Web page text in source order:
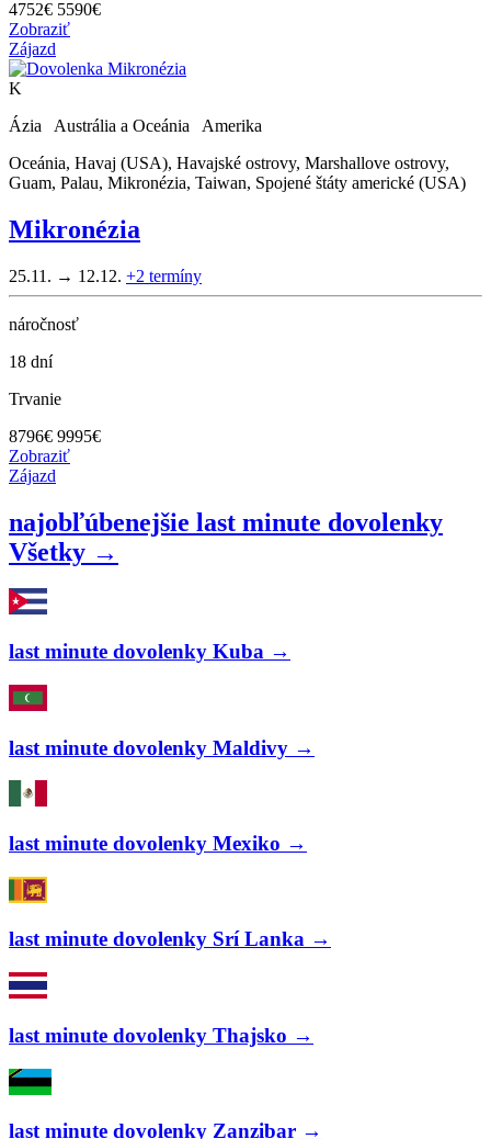
4752€ 5590€
Zobraziť
Zájazd
K
Ázia Austrália a Oceánia Amerika
Oceánia, Havaj (USA), Havajské ostrovy, Marshallove ostrovy,
Guam, Palau, Mikronézia, Taiwan, Spojené štáty americké (USA)
Mikronézia
25.11. → 12.12. +2 termíny
náročnosť
18 dní
Trvanie
8796€ 9995€
Zobraziť
Zájazd
najobľúbenejšie last minute dovolenky
Všetky →
last minute dovolenky Kuba →
last minute dovolenky Maldivy →
last minute dovolenky Mexiko →
last minute dovolenky Srí Lanka →
last minute dovolenky Thajsko →
last minute dovolenky Zanzibar →